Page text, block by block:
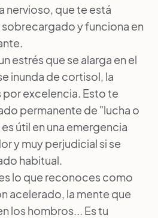
nervioso, que te está
sobrecargado y funciona en
estrés que se alarga en el
inunda de cortisol, la
excelencia. Esto te
permanente de "lucha o
útil en una emergencia
y muy perjudicial si se
habitual.
lo que reconoces como
acelerado, la mente que
los hombros... Es tu